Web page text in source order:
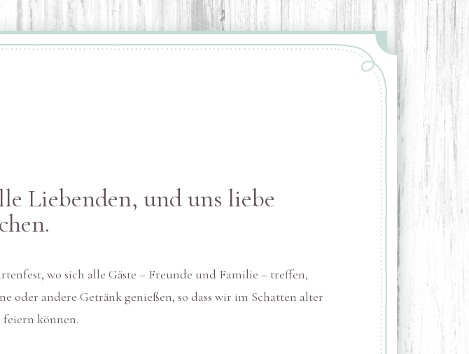
Liebenden, und uns liebe
wo sich alle Gäste – Freunde und Familie – treffen,
oder andere Getränk genießen, so dass wir im Schatten alter
können.